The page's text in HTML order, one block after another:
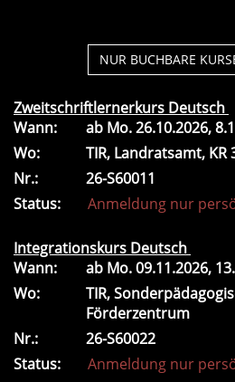
NUR BUCHBARE
Zweitschriftlernerkurs Deutsch
Wann:
ab Mo.26.10.2026,
Wo:
TIR, Landratsamt, KR
Nr.:
26-S60011
Status:
Anmeldung nur
Integrationskurs Deutsch
Wann:
ab Mo.09.11.2026,
Wo:
TIR,
Förderzentrum
Nr.:
26-S60022
Status:
Anmeldung nur